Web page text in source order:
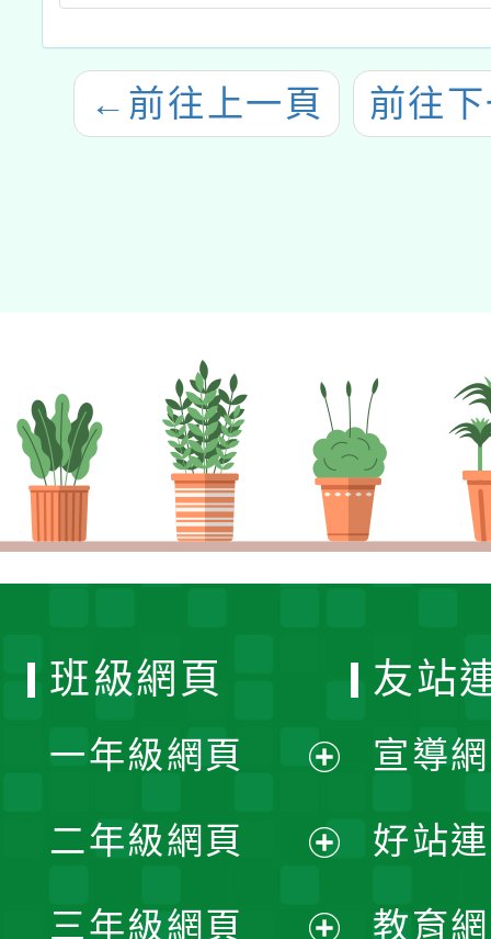
← 前往上一頁 前往
班級網頁
一年級網頁
開
二年級網頁
三年級網頁
友站
宣導
好站
教育